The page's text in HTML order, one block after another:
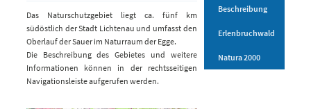
Das Naturschutzgebiet liegt ca. fünf km
südöstlich der Stadt Lichtenau und umfasst den
Oberlauf der Sauer im Naturraum der Egge.
Die Beschreibung des Gebietes und weitere
Informationen können in der rechtsseitigen
Navigationsleiste aufgerufen werden.
Beschreibung
Erlenbruchwald
Natura 2000